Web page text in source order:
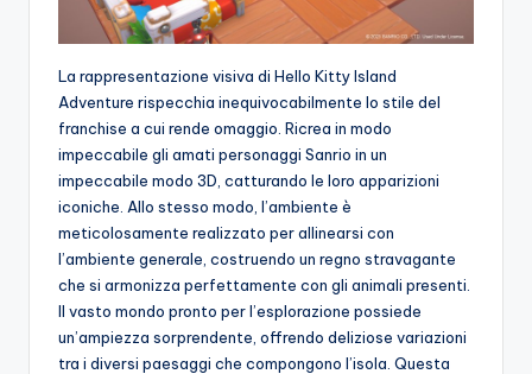
La rappresentazione visiva di Hello Kitty Island
Adventure rispecchia inequivocabilmente lo stile del
franchise a cui rende omaggio. Ricrea in modo
impeccabile gli amati personaggi Sanrio in un
impeccabile modo 3D, catturando le loro apparizioni
iconiche. Allo stesso modo, l’ambiente è
meticolosamente realizzato per allinearsi con
l’ambiente generale, costruendo un regno stravagante
che si armonizza perfettamente con gli animali presenti.
Il vasto mondo pronto per l’esplorazione possiede
un’ampiezza sorprendente, offrendo deliziose variazioni
tra i diversi paesaggi che compongono l’isola. Questa